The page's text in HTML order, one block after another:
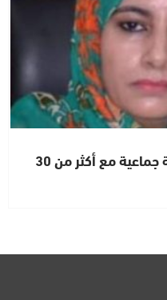
زلزال سياسي بالعيون… استقالة جماعية مع أكثر من 30